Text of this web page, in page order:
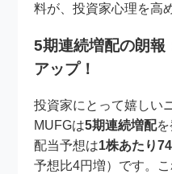
料が、投資家心理を高
5期連続増配の朗報
アップ！
投資家にとって嬉しい
MUFGは5期連続増配
配当予想は1株あたり
予想比4円増）です。